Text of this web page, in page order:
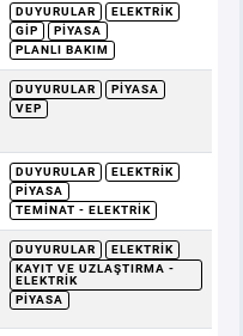
POLİTİKAMIZ
DUYURULAR
ELEKTRIK
GİP
PIYASA
PLANLI BAKIM
DUYURULAR
PIYASA
VEP
DUYURULAR
ELEKTRIK
PIYASA
TEMINAT - ELEKTRIK
DUYURULAR
ELEKTRIK
KAYIT VE UZLAŞTIRMA -
ELEKTRIK
PIYASA